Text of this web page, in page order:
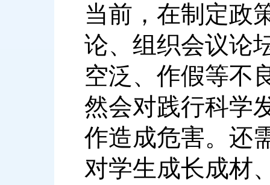
当前，在制定政
论、组织会议论
空泛、作假等不
然会对践行科学
作造成危害。还
对学生成长成材